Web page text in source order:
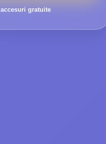
accesuri gratuite